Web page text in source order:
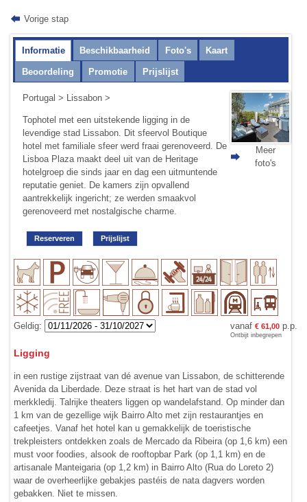
Vorige stap
Informatie Beschikbaarheid Foto's Kaart
Beoordeling Promotie Prijslijst
Portugal > Lissabon >
Tophotel met een uitstekende ligging in de
levendige stad Lissabon. Dit sfeervol Boutique
hotel met familiale sfeer werd fraai gerenoveerd. De
Lisboa Plaza maakt deel uit van de Heritage
hotelgroep die sinds jaar en dag een uit­muntende
reputatie geniet. De kamers zijn opvallend
aantrekkelijk ingericht; ze werden smaakvol
gerenoveerd met nostalgische charme.
Reserveren Prijslijst
Meer
foto's
Geldig: vanaf € 61,00p.p.
Ontbijt inbegrepen
Ligging
in een rustige zijstraat van dé avenue van Lissabon, de schitterende
Avenida da Liberdade. Deze straat is het hart van de stad vol
merkkledij. Talrijke theaters liggen op wandelafstand. Op minder dan
1 km van de gezellige wijk Bairro Alto met zijn restaurantjes en
cafeetjes. Vanaf het hotel kan u gemakkelijk de toeristische
trekpleisters ontdekken zoals de Mercado da Ribeira (op 1,6 km) een
must voor foodies, alsook de rooftopbar Park (op 1,1 km) en de
artisanale Manteigaria (op 1,2 km) in Bairro Alto (Rua do Loreto 2)
waar de overheerlijke gebakjes pastéis de nata dagvers worden
gebakken. Niet te missen.